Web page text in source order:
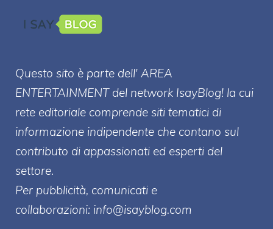
Questo sito è parte dell' AREA
ENTERTAINMENT del network IsayBlog! la cui
rete editoriale comprende siti tematici di
informazione indipendente che contano sul
contributo di appassionati ed esperti del
settore.
Per pubblicità, comunicati e
collaborazioni: info@isayblog.com